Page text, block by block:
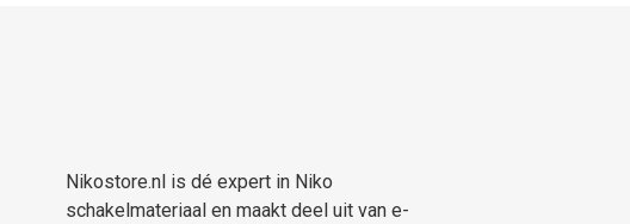
Nikostore.nl is dé expert in Niko
schakelmateriaal en maakt deel uit van e-